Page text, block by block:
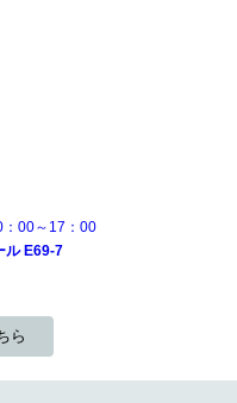
：00～17：00
ル E69-7
ら